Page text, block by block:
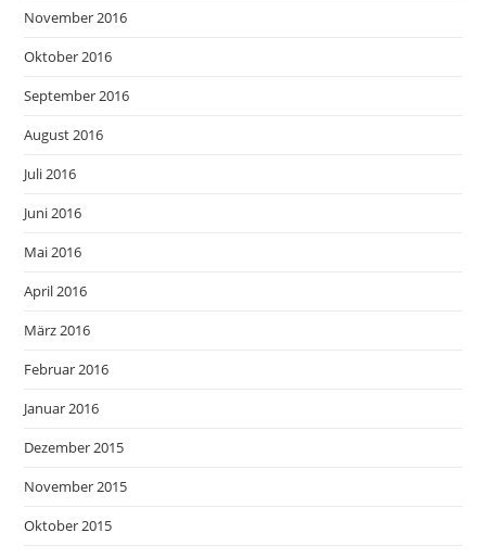
November 2016
Oktober 2016
September 2016
August 2016
Juli 2016
Juni 2016
Mai 2016
April 2016
März 2016
Februar 2016
Januar 2016
Dezember 2015
November 2015
Oktober 2015